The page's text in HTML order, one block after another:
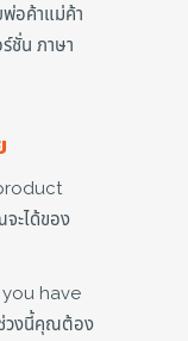
พ่อค้าแม่ค้า
ชั่น ภาษา
ะได้ของ
have
วงนี้คุณต้อง